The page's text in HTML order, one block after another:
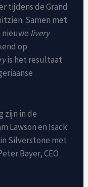
tijdens de Grand
Samen met
nieuwe livery
op
is het resultaat
zijn in de
Lawson en Isack
Silverstone met
Bayer, CEO